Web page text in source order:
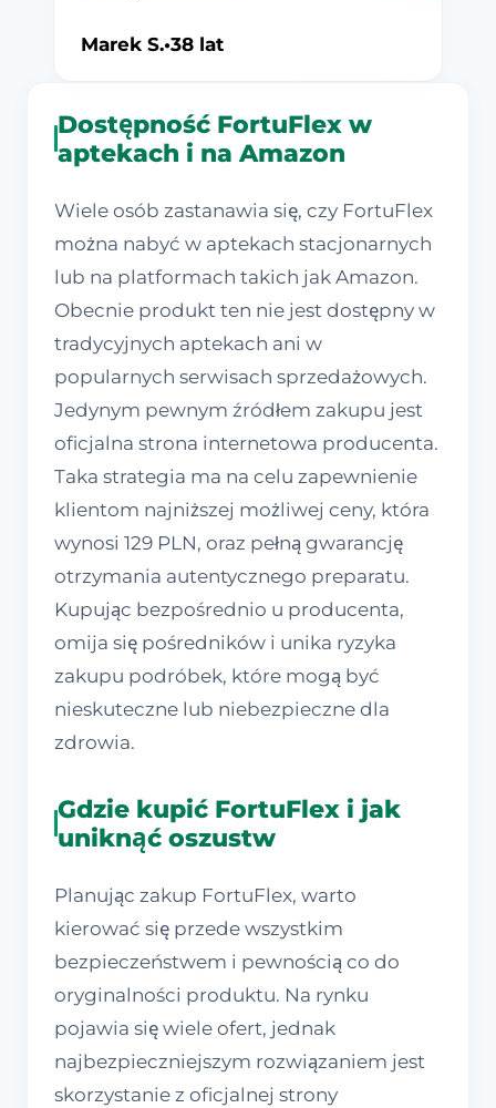
Marek S.•38 lat
Dostępność FortuFlex w
aptekach i na Amazon
Wiele osób zastanawia się, czy FortuFlex
można nabyć w aptekach stacjonarnych
lub na platformach takich jak Amazon.
Obecnie produkt ten nie jest dostępny w
tradycyjnych aptekach ani w
popularnych serwisach sprzedażowych.
Jedynym pewnym źródłem zakupu jest
oficjalna strona internetowa producenta.
Taka strategia ma na celu zapewnienie
klientom najniższej możliwej ceny, która
wynosi 129 PLN, oraz pełną gwarancję
otrzymania autentycznego preparatu.
Kupując bezpośrednio u producenta,
omija się pośredników i unika ryzyka
zakupu podróbek, które mogą być
nieskuteczne lub niebezpieczne dla
zdrowia.
Gdzie kupić FortuFlex i jak
uniknąć oszustw
Planując zakup FortuFlex, warto
kierować się przede wszystkim
bezpieczeństwem i pewnością co do
oryginalności produktu. Na rynku
pojawia się wiele ofert, jednak
najbezpieczniejszym rozwiązaniem jest
skorzystanie z oficjalnej strony